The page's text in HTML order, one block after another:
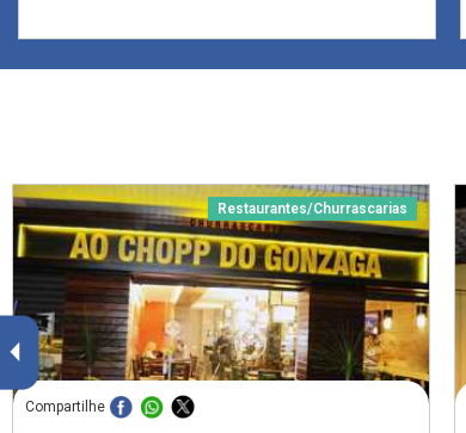
Restaurantes/Churrascarias
Compartilhe